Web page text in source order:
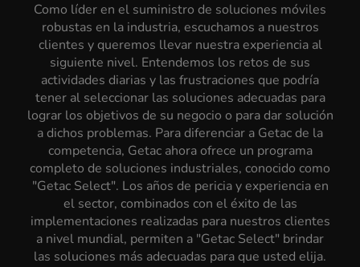
Como líder en el suministro de soluciones móviles
robustas en la industria, escuchamos a nuestros
clientes y queremos llevar nuestra experiencia al
siguiente nivel. Entendemos los retos de sus
actividades diarias y las frustraciones que podría
tener al seleccionar las soluciones adecuadas para
lograr los objetivos de su negocio o para dar solución
a dichos problemas. Para diferenciar a Getac de la
competencia, Getac ahora ofrece un programa
completo de soluciones industriales, conocido como
"Getac Select". Los años de pericia y experiencia en
el sector, combinados con el éxito de las
implementaciones realizadas para nuestros clientes
a nivel mundial, permiten a "Getac Select" brindar
las soluciones más adecuadas para que usted elija.